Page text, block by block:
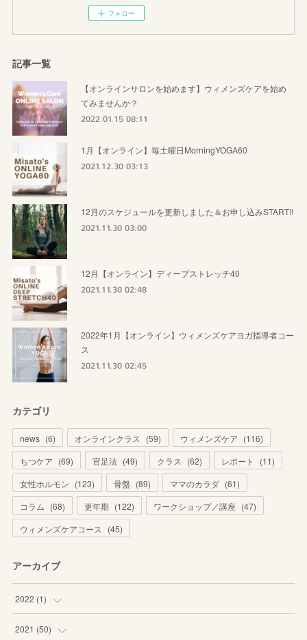
フォロー
記事一覧
【オンラインサロンを始めます】ウィメンズケアを始め
てみませんか？
2022.01.15 08:11
1月【オンライン】毎土曜日MorningYOGA60
2021.12.30 03:13
12月のスケジュールを更新しました＆お申し込みSTART!!
2021.11.30 03:00
12月【オンライン】ディープストレッチ40
2021.11.30 02:48
2022年1月【オンライン】ウィメンズケアヨガ指導者コー
ス
2021.11.30 02:45
カテゴリ
news (6) オンラインクラス (59) ウィメンズケア (116)
ちつケア (69) 官足法 (49) クラス (62) レポート (11)
女性ホルモン (123) 骨盤 (89) ママのカラダ (61)
コラム (68) 更年期 (122) ワークショップ／講座 (47)
ウィメンズケアコース
(45)
アーカイブ
2022 (1)
(1
2021 (50)